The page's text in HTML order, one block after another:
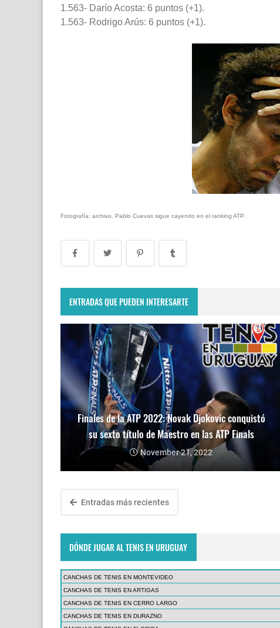
1.563- Darío Acosta: 6 puntos (+1).
1.563- Rodrigo Arús: 6 puntos (+1).
Fotografía: archivo. Pablo Cuevas sigue cayendo en el ranking ATP.
ENTRADAS QUE PUEDEN INTERESARTE
Finales de la ATP 2022: Novak Djokovic conquistó
su sexto título de Maestro en las ATP Finals
November 21, 2022
Entradas más recientes
DÓNDE JUGAR AL TENIS EN URUGUAY
CANCHAS DE TENIS EN MONTEVIDEO
CANCHAS DE TENIS EN ARTIGAS
CANCHAS DE TENIS EN CERRO LARGO
CANCHAS DE TENIS EN DURAZNO